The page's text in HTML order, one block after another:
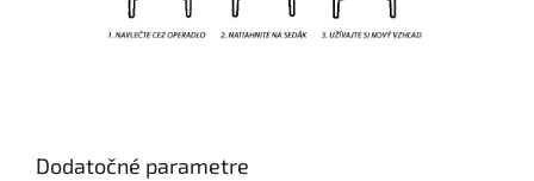
Dodatočné parametre